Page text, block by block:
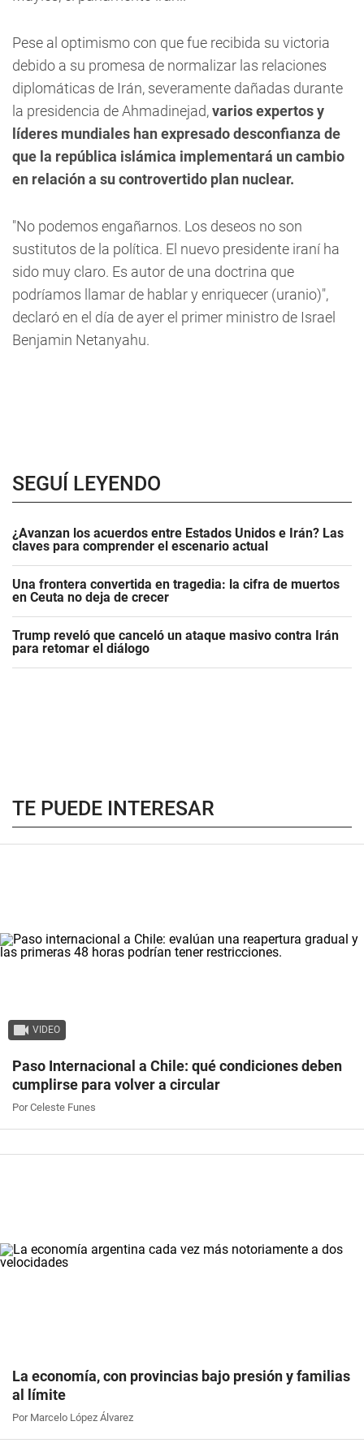
Pese al optimismo con que fue recibida su victoria
debido a su promesa de normalizar las relaciones
diplomáticas de Irán, severamente dañadas durante
la presidencia de Ahmadinejad,varios expertos y
líderes mundiales han expresado desconfianza de
que la república islámica implementará un cambio
en relación a su controvertido plan nuclear.
"No podemos engañarnos. Los deseos no son
sustitutos de la política. El nuevo presidente iraní ha
sido muy claro. Es autor de una doctrina que
podríamos llamar de hablar y enriquecer (uranio)",
declaró en el día de ayer el primer ministro de Israel
Benjamin Netanyahu.
SEGUÍ LEYENDO
¿Avanzan los acuerdos entre Estados Unidos e Irán? Las
claves para comprender el escenario actual
Una frontera convertida en tragedia: la cifra de muertos
en Ceuta no deja de crecer
Trump reveló que canceló un ataque masivo contra Irán
para retomar el diálogo
TE PUEDE INTERESAR
VIDEO
Paso Internacional a Chile: qué condiciones deben
cumplirse para volver a circular
Por Celeste Funes
La economía, con provincias bajo presión y familias
al límite
Por Marcelo López Álvarez